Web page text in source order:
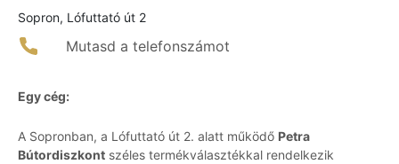
Sopron, Lófuttató út 2
Mutasd a telefonszámot
Egy cég:
A Sopronban, a Lófuttató út 2. alatt működő Petra
Bútordiszkont széles termékválasztékkal rendelkezik